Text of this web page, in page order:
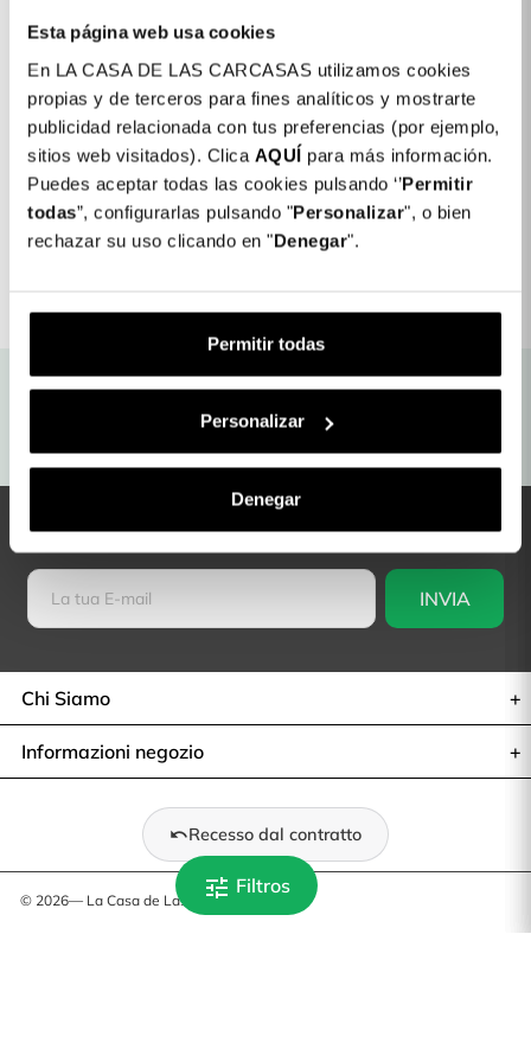
Esta página web usa cookies
En LA CASA DE LAS CARCASAS utilizamos cookies
propias y de terceros para fines analíticos y mostrarte
publicidad relacionada con tus preferencias (por ejemplo,
sitios web visitados). Clica AQUÍ para más información.
Puedes aceptar todas las cookies pulsando ‘’Permitir
todas”, configurarlas pulsando "Personalizar", o bien
rechazar su uso clicando en "Denegar".
Permitir todas
Personalizar
Denegar
tune Filtros
Visualizzazione di 1-1 di 1 articolo/i
Torna all'inizio
Spedizione gratuita in
Garanzia Assicurata
Rimani sempre aggiornato
Chi Siamo
Informazioni negozio
Recesso dal contratto
© 2026— La Casa de Las Carcasas